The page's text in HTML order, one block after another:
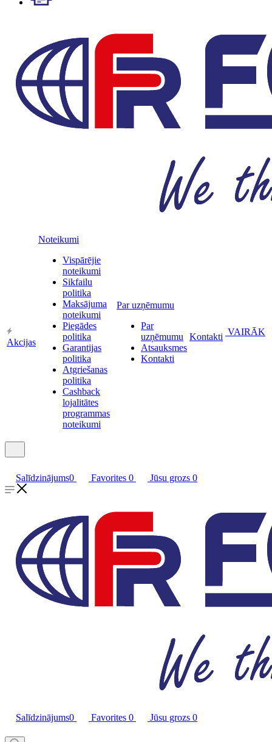
Akcijas
Noteikumi
Vispārējie
noteikumi
Sikfailu
politika
Maksājuma
noteikumi
Piegādes
politika
Garantijas
politika
Atgriešanas
politika
Cashback
lojalitātes
programmas
noteikumi
Par uzņēmumu
Par
uzņēmumu
Atsauksmes
Kontakti
Kontakti VAIRĀK
Salīdzinājums0 Favorites 0 Jūsu grozs 0
Salīdzinājums0 Favorites 0 Jūsu grozs 0